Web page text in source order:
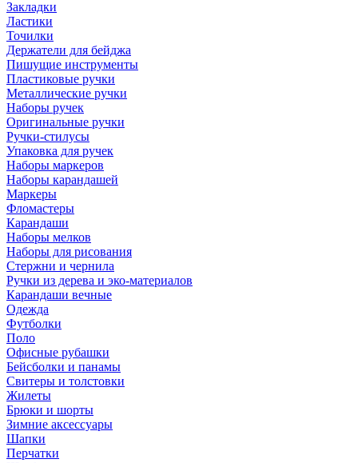
Закладки
Ластики
Точилки
Держатели для бейджа
Пишущие инструменты
Пластиковые ручки
Металлические ручки
Наборы ручек
Оригинальные ручки
Ручки-стилусы
Упаковка для ручек
Наборы маркеров
Наборы карандашей
Маркеры
Фломастеры
Карандаши
Наборы мелков
Наборы для рисования
Стержни и чернила
Ручки из дерева и эко-материалов
Карандаши вечные
Одежда
Футболки
Поло
Офисные рубашки
Бейсболки и панамы
Свитеры и толстовки
Жилеты
Брюки и шорты
Зимние аксессуары
Шапки
Перчатки